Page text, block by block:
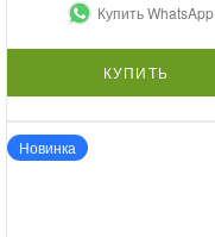
Купить WhatsApp
КУПИТЬ
Новинка